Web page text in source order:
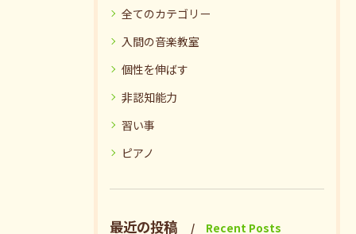
全てのカテゴリー
入間の音楽教室
個性を伸ばす
非認知能力
習い事
ピアノ
最近の投稿 Recent Posts